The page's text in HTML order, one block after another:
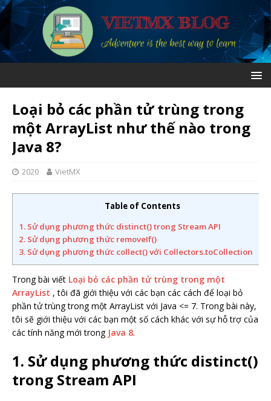
Loại bỏ các phần tử trùng trong
một ArrayList như thế nào trong
Java 8?
2020 VietMX
Table of Contents
1. Sử dụng phương thức distinct() trong Stream API
2. Sử dụng phương thức removeIf()
3. Sử dụng phương thức collect() với Collectors.toCollection
Trong bài viết Loại bỏ các phần tử trùng trong một
ArrayList , tôi đã giới thiệu với các bạn các cách để loại bỏ
phần tử trùng trong một ArrayList với Java <= 7. Trong bài này,
tôi sẽ giới thiệu với các bạn một số cách khác với sự hỗ trợ của
các tính năng mới trong Java 8.
1. Sử dụng phương thức distinct()
trong Stream API